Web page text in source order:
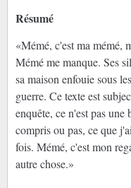
Résumé
«Mémé, c'est ma mémé,
Mémé me manque. Ses
sa maison enfouie sous
guerre. Ce texte est
enquête, ce n'est pas
compris ou pas, ce que
fois. Mémé, c'est mon
autre chose.»